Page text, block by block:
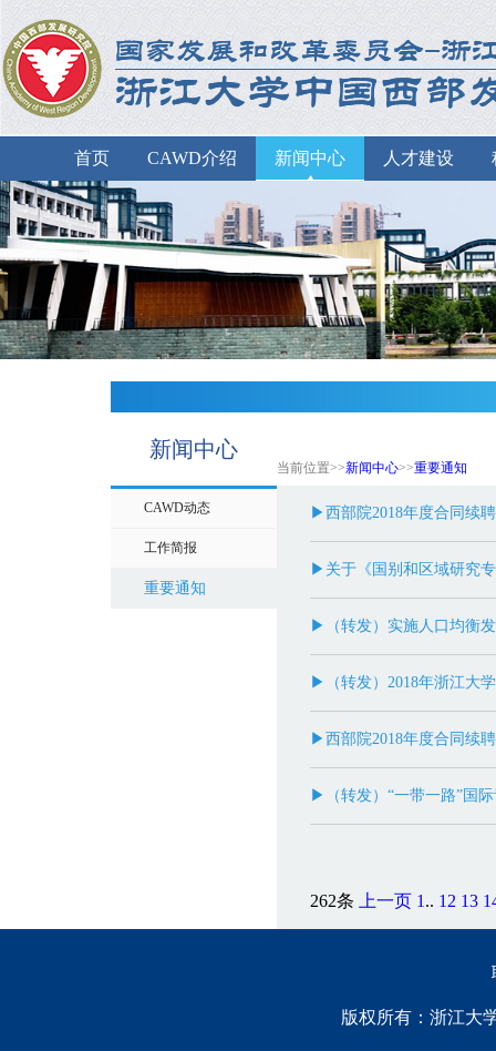
首页 CAWD介绍 新闻中心 人才建设
新闻中心
当前位置>>新闻中心>>重要通知
CAWD动态
工作简报
重要通知
▶西部院2018年度合同续
▶关于《国别和区域研究
▶（转发）实施人口均衡
▶（转发）2018年浙江大
▶西部院2018年度合同续
▶（转发）“一带一路”国
262条 上一页 1 .. 12 13
版权所有：浙江大